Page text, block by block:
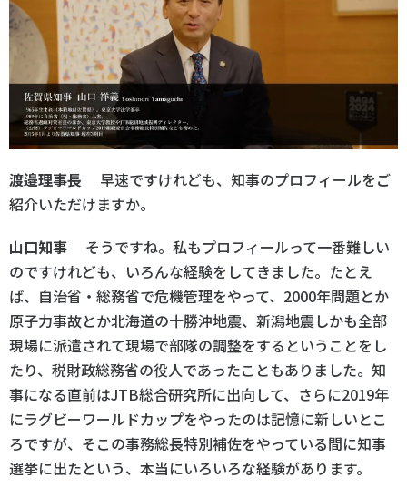
渡邉理事長 早速ですけれども、知事のプロフィールをご
紹介いただけますか。
山口知事 そうですね。私もプロフィールって一番難しい
のですけれども、いろんな経験をしてきました。たとえ
ば、自治省・総務省で危機管理をやって、2000年問題とか
原子力事故とか北海道の十勝沖地震、新潟地震しかも全部
現場に派遣されて現場で部隊の調整をするということをし
たり、税財政総務省の役人であったこともありました。知
事になる直前はJTB総合研究所に出向して、さらに2019年
にラグビーワールドカップをやったのは記憶に新しいとこ
ろですが、そこの事務総長特別補佐をやっている間に知事
選挙に出たという、本当にいろいろな経験があります。